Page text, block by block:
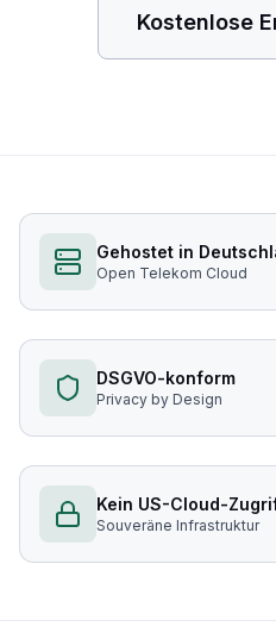
Kostenlose
Gehostet in
Open Telekom Cloud
DSGVO-konform
Privacy by Design
Kein US-Cloud-
Souveräne Infrastruktur